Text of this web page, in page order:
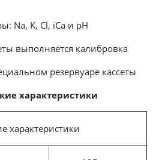
Na, K, Cl, iCa и pH
выполняется калибровка
резервуаре кассеты
характеристики
характеристики